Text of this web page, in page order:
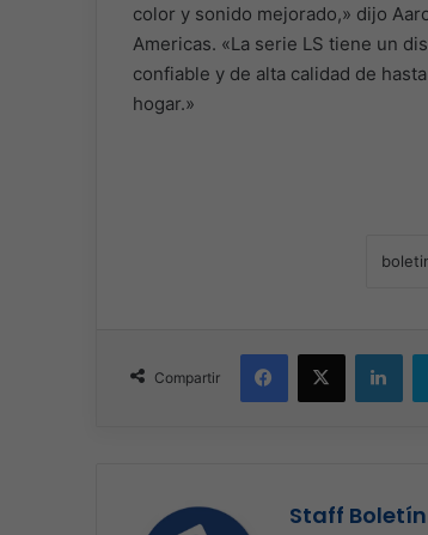
color y sonido mejorado,» dijo
Americas. «La serie LS tiene un
confiable y de alta calidad de
hogar.»
Compartir
Facebook
X
Staff Boletín